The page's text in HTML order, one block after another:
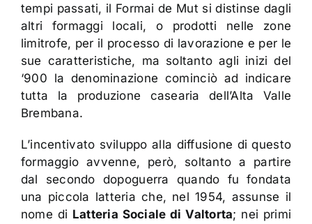
tempi passati, il Formai de Mut si distinse dagli
altri formaggi locali, o prodotti nelle zone
limitrofe, per il processo di lavorazione e per le
sue caratteristiche, ma soltanto agli inizi del
‘900 la denominazione cominciò ad indicare
tutta la produzione casearia dell’Alta Valle
Brembana.
L’incentivato sviluppo alla diffusione di questo
formaggio avvenne, però, soltanto a partire
dal secondo dopoguerra quando fu fondata
una piccola latteria che, nel 1954, assunse il
nome di Latteria Sociale di Valtorta; nei primi